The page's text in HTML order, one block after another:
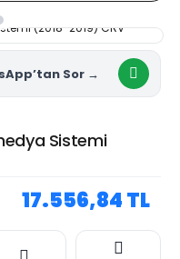
Sistemi
17.556,84 TL